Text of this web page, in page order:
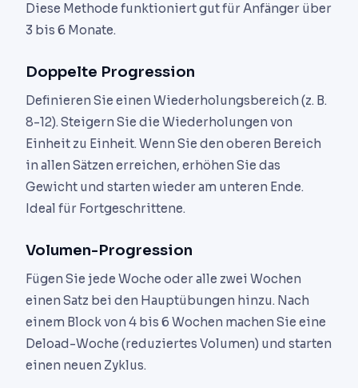
Diese Methode funktioniert gut für Anfänger über
3 bis 6 Monate.
Doppelte Progression
Definieren Sie einen Wiederholungsbereich (z. B.
8-12). Steigern Sie die Wiederholungen von
Einheit zu Einheit. Wenn Sie den oberen Bereich
in allen Sätzen erreichen, erhöhen Sie das
Gewicht und starten wieder am unteren Ende.
Ideal für Fortgeschrittene.
Volumen-Progression
Fügen Sie jede Woche oder alle zwei Wochen
einen Satz bei den Hauptübungen hinzu. Nach
einem Block von 4 bis 6 Wochen machen Sie eine
Deload-Woche (reduziertes Volumen) und starten
einen neuen Zyklus.